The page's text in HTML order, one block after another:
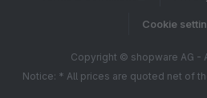
Cookie
Copyright © shopware AG -
Notice: * All prices are quoted net of